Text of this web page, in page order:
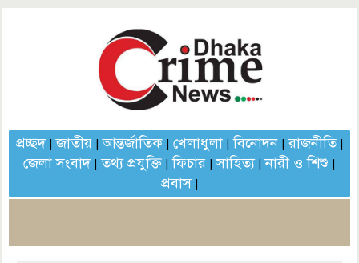
প্রচ্ছদ|জাতীয়|আন্তর্জাতিক| খেলাধুলা|বিনোদন|রাজনীতি|
জেলা সংবাদ|তথ্য প্রযুক্তি |ফিচার |সাহিত্য|নারী ও শিশু |
প্রবাস|